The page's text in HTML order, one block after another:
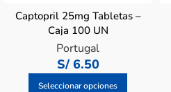
Captopril 25mg Tabletas –
Caja 100 UN
Portugal
S/6.50
Seleccionar opciones